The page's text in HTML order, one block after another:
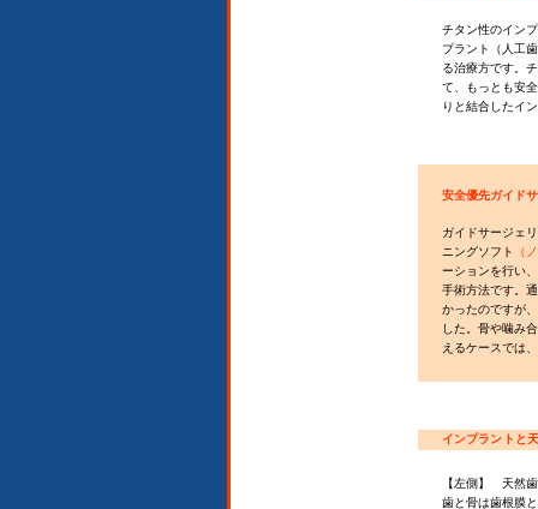
チタン性のイン
プラント（人工
る治療方です。
て、もっとも安
りと結合したイ
安全優先ガイド
ガイドサージェ
ニングソフト
（
ーションを行い
手術方法です。
かったのですが
した。骨や噛み
えるケースでは
インプラントと
【左側】 天然歯
歯と骨は歯根膜